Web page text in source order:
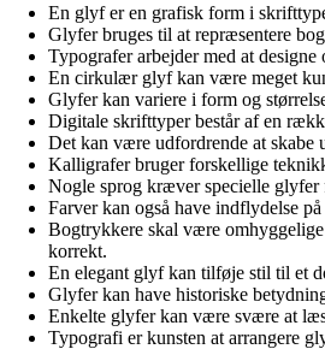
En glyf er en grafisk form i
Glyfer bruges til at repræsentere
Typografer arbejder med at
En cirkulær glyf kan være meget
Glyfer kan variere i form og
Digitale skrifttyper består af en
Det kan være udfordrende at skabe
Kalligrafer bruger forskellige
Nogle sprog kræver specielle glyfer
Farver kan også have indflydelse
Bogtrykkere skal være
korrekt.
En elegant glyf kan tilføje stil til et
Glyfer kan have historiske
Enkelte glyfer kan være svære at
Typografi er kunsten at arrangere